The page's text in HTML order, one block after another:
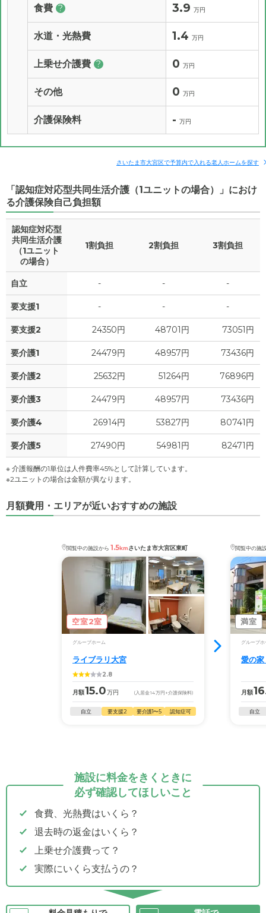
食費 ? 3.9 万円
水道・光熱費 1.4 万円
上乗せ介護費 ? 0 万円
その他 0 万円
介護保険料 - 万円
さいたま市大宮区で予算内で入れる老人ホームを探す
「認知症対応型共同生活介護（1ユニットの場合）」におけ
る介護保険自己負担額
認知症対応型
共同生活介護
（1ユニット
の場合）
1割負担 2割負担 3割負担
自立 - - -
要支援1 - - -
要支援2 24350円 48701円 73051円
要介護1 24479円 48957円 73436円
要介護2 25632円 51264円 76896円
要介護3 24479円 48957円 73436円
要介護4 26914円 53827円 80741円
要介護5 27490円 54981円 82471円
※ 介護報酬の1単位は人件費率45%として計算しています。
※2ユニットの場合は金額が異なります。
月額費用・エリアが近いおすすめの施設
閲覧中の施設から 1.5kmさいたま市大宮区東町
空室2室
グループホーム
ライブラリ大宮
2.8
月額15.0万円 (入居金14万円 +介護保険料)
自立 要支援2 要介護1〜5 認知症可
閲覧中の施
満室
グループホ
愛の
月額
自立
施設に料金をきくときに
必ず確認してほしいこと
食費、光熱費はいくら？
退去時の返金はいくら？
上乗せ介護費って？
実際にいくら支払うの？